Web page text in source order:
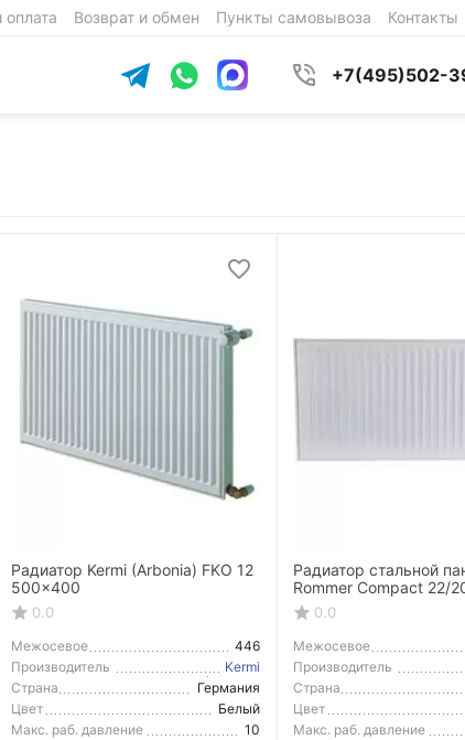
оплата Возврат и обмен Пункты самовывоза Контакты
+7(495)502-
Радиатор Kermi (Arbonia) FKO 12
500x400
0.0
Межосевое
расстояние
446
Производитель
Kermi
(Arbonia)
Страна
Производитель
Германия
Цвет
Белый
Макс. раб. давление
10
Радиатор стальной
Rommer Compact 22/
боковое подключение
0.0
Межосевое
расстояние
Производитель
Страна
Производитель
Цвет
Макс. раб. давление